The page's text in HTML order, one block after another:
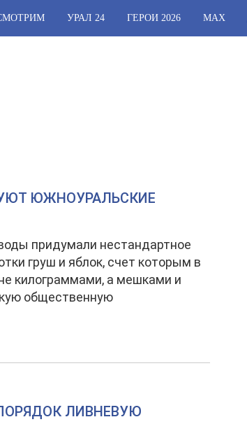
УРАЛ 24 ГЕРОИ 2026 МАХ
ЮЖНОУРАЛЬСКИЕ
придумали нестандартное
груш и яблок, счет которым в
килограммами, а мешками и
общественную
ЛИВНЕВУЮ